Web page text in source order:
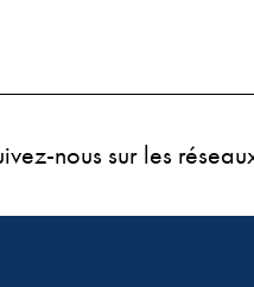
nous sur les